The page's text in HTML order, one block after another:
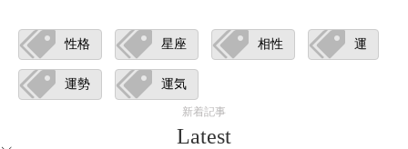
性格 星座 相性 運
運勢 運気
新着記事
Latest